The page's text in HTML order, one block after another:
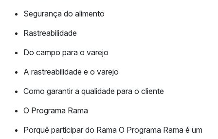
Segurança do alimento
Rastreabilidade
Do campo para o varejo
A rastreabilidade e o varejo
Como garantir a qualidade para o cliente
O Programa Rama
Porquê participar do Rama O Programa Rama é um